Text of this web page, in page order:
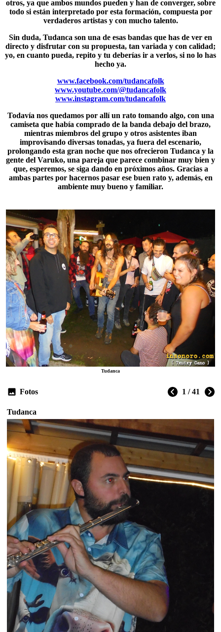
otros, ya que ambos mundos pueden y han de converger, sobre
todo si están interpretado por esta formación, compuesta por
verdaderos artistas y con mucho talento.
Sin duda, Tudanca son una de esas bandas que has de ver en
directo y disfrutar con su propuesta, tan variada y con calidad;
yo, en cuanto pueda, repito y tu deberías ir a verlos, si no lo has
hecho ya.
www.facebook.com/tudancafolk
www.youtube.com/@tudancafolk
www.instagram.com/tudancafolk
Todavía nos quedamos por allí un rato tomando algo, con una
camiseta que había comprado de la banda debajo del brazo,
mientras miembros del grupo y otros asistentes iban
improvisando diversas tonadas, ya fuera del escenario,
prolongando esta gran noche que nos ofrecieron Tudanca y la
gente del Varuko, una pareja que parece combinar muy bien y
que, esperemos, se siga dando en próximos años. Gracias a
ambas partes por hacernos pasar ese buen rato y, además, en
ambiente muy bueno y familiar.
Tudanca
Fotos 1 / 41
Tudanca